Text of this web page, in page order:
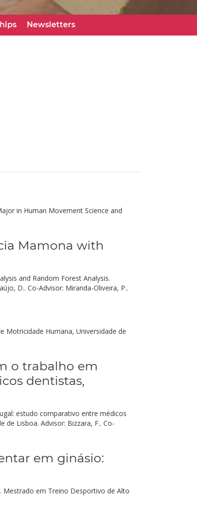
Newsletters
in Human Movement Science and
Mamona with
and Random Forest Analysis.
D.. Co-Advisor: Miranda-Oliveira, P..
Motricidade Humana, Universidade de
o trabalho em
dentistas,
estudo comparativo entre médicos
de Lisboa. Advisor: Bizzara, F.. Co-
em ginásio:
Mestrado em Treino Desportivo de Alto